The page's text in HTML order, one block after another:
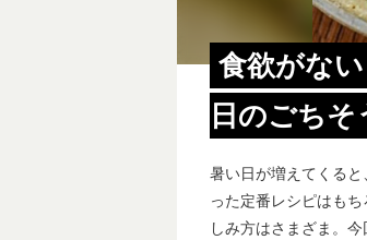
食欲がな
日のごちそ
暑い日が増えてくる
った定番レシピはも
しみ方はさまざま。